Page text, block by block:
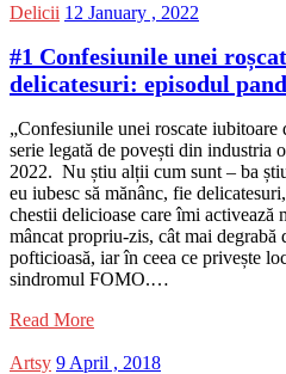
Delicii 12 January , 2022
#1 Confesiunile unei
delicatesuri: episodul
„Confesiunile unei roscate iubitoare
serie legată de povești din industria
2022. Nu știu alții cum sunt – ba
eu iubesc să mănânc, fie
chestii delicioase care îmi activează
mâncat propriu-zis, cât mai degrabă
pofticioasă, iar în ceea ce privește
sindromul FOMO.…
Read More
Artsy 9 April , 2018